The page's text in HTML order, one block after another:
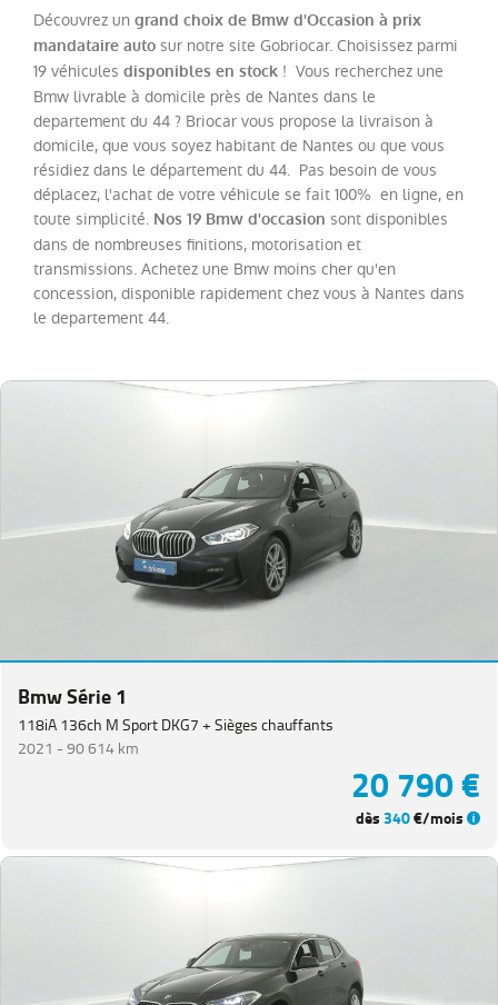
Catégorie
Année
Kilométrage
Prix
Puissance
Equipement
Découvrez un grand choix de Bmw d'Occasion à prix
mandataire auto sur notre site Gobriocar. Choisissez parmi
19 véhicules disponibles en stock ! Vous recherchez une
Bmw livrable à domicile près de Nantes dans le
departement du 44 ? Briocar vous propose la livraison à
domicile, que vous soyez habitant de Nantes ou que vous
résidiez dans le département du 44. Pas besoin de vous
déplacez, l'achat de votre véhicule se fait 100% en ligne, en
toute simplicité. Nos 19 Bmw d'occasion sont disponibles
dans de nombreuses finitions, motorisation et
transmissions. Achetez une Bmw moins cher qu'en
concession, disponible rapidement chez vous à Nantes dans
le departement 44.
Bmw Série 1
118iA 136ch M Sport DKG7 + Sièges chauffants
2021 -90 614 km
20 790 €
dès340€/mois